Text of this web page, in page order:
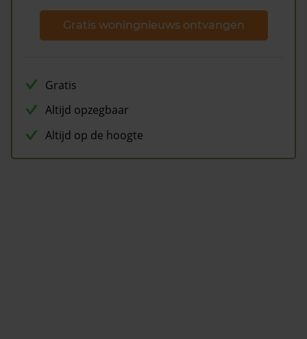
Gratis woningnieuws ontvangen
Gratis
Altijd opzegbaar
Altijd op de hoogte